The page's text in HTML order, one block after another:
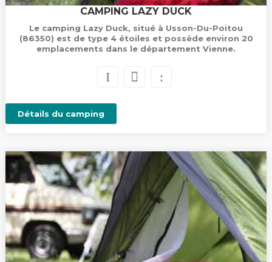
CAMPING LAZY DUCK
Le camping Lazy Duck, situé à Usson-Du-Poitou
(86350) est de type 4 étoiles et possède environ 20
emplacements dans le département Vienne.
Détails du camping